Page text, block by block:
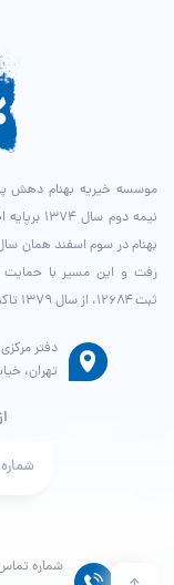
موسسه خیریه بهنام دهش
نیمه دوم
رفت و این مسیر با حمایت
ثبت ۱۲۶۸۴، از سال ۱۳۷۹ تاکنون ادامه دارد.
شماره
دفتر مرکزی
تهران،